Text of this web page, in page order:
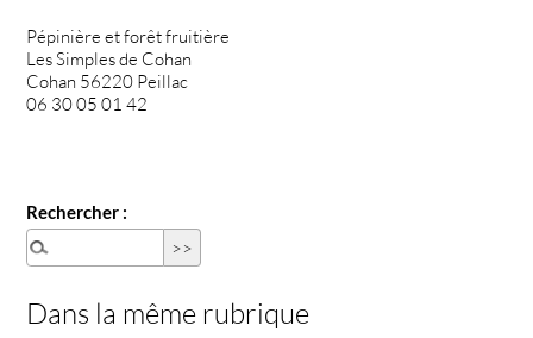
Pépinière et forêt fruitière
Les Simples de Cohan
Cohan 56220 Peillac
06 30 05 01 42
Rechercher :
Dans la même rubrique